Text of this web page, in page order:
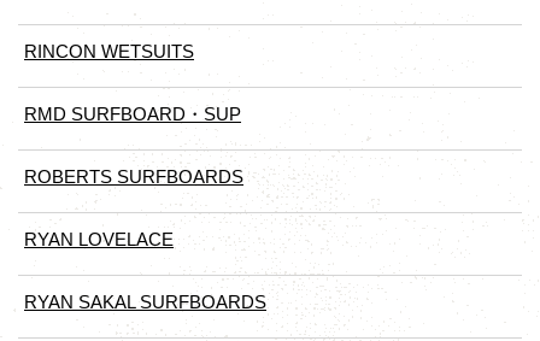
RINCON WETSUITS
RMD SURFBOARD・SUP
ROBERTS SURFBOARDS
RYAN LOVELACE
RYAN SAKAL SURFBOARDS